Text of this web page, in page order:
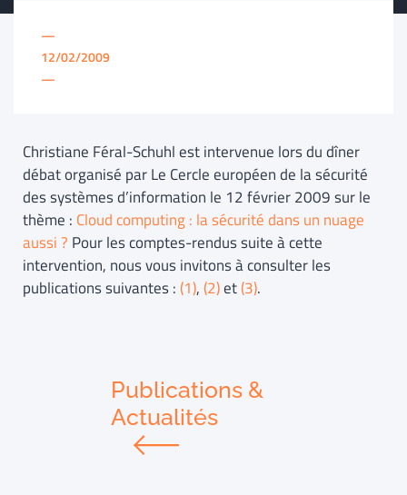
—
12/02/2009
—
Christiane Féral-Schuhl est intervenue lors du dîner
débat organisé par Le Cercle européen de la sécurité
des systèmes d’information le 12 février 2009 sur le
thème : Cloud computing : la sécurité dans un nuage
aussi ? Pour les comptes-rendus suite à cette
intervention, nous vous invitons à consulter les
publications suivantes : (1), (2)et(3).
Publications &
Actualités